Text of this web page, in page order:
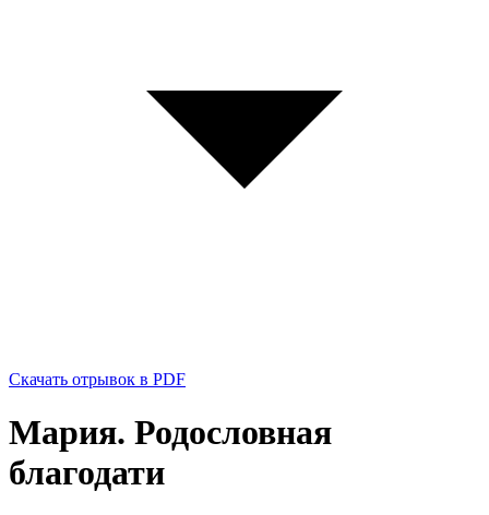
Скачать отрывок в PDF
Мария. Родословная
благодати